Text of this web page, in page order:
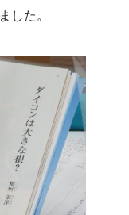
した。